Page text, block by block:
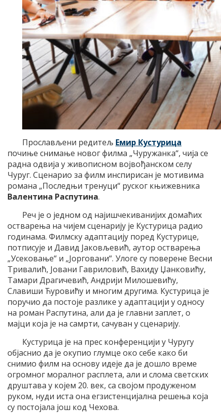
Прослављени редитељ Емир Кустурица
почиње снимање новог филма „Чуружанка“, чија се
радна одвија у живописном војвођанском селу
Чуруг. Сценарио за филм инспирисан је мотивима
романа „Последњи тренуци“ руског књижевника
Валентина Распутина.
Реч је о једном од најишчекиванијих домаћих
остварења на чијем сценарију је Кустурица радио
годинама. Филмску адаптацију поред Кустурице,
потписује и Давид Јаковљевић, аутор остварења
„Усековање“ и „Јорговани“. Улоге су поверене Весни
Тривалић, Јовани Гавриловић, Вахиду Џанковићу,
Тамари Драгичевић, Андрији Милошевићу,
Славиши Ћуровићу и многим другима. Кустурица је
поручио да постоје разлике у адаптацији у односу
на роман Распутина, али да је главни заплет, о
мајци која је на самрти, сачуван у сценарију.
Кустурица је на прес конференцији у Чуругу
објаснио да је окупио глумце око себе како би
снимио филм на основу идеје да је дошло време
огромног моралног расплета, али и слома светских
друштава у којем 20. век, са својом продуженом
руком, нуди иста она егзистенцијална решења која
су постојала још код Чехова.